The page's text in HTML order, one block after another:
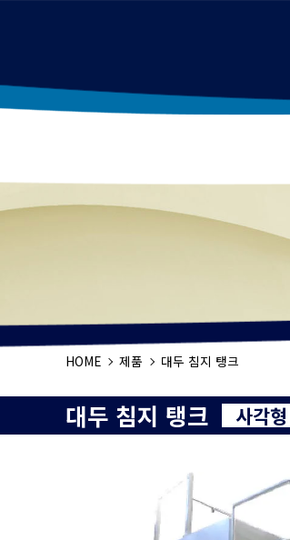
HOME 제품 대두 침지 탱크
대두 침지 탱크 사각